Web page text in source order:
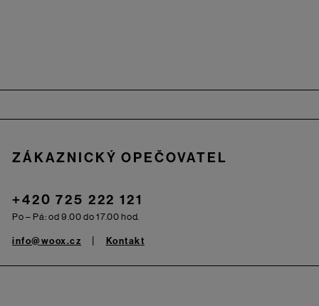
ZÁKAZNICKÝ OPEČOVATEL
+420 725 222 121
Po – Pá: od 9.00 do 17.00 hod.
info@woox.cz Kontakt